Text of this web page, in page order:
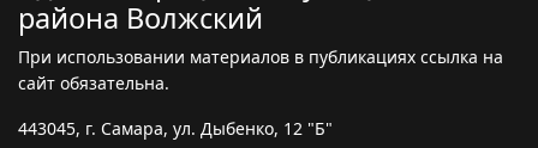
района Волжский
При использовании материалов в публикациях ссылка на
сайт обязательна.
443045, г. Самара, ул. Дыбенко, 12 "Б"